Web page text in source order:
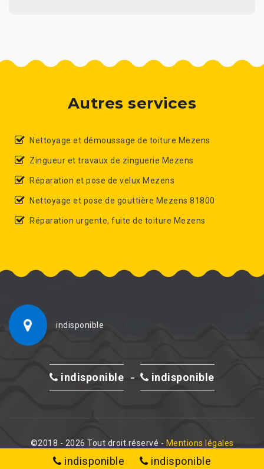
indisponible indisponible
Autres services
Nettoyage et démoussage de toiture Mezens
Zingueur et travaux de zinguerie Mezens
Réparation et pose de velux Mezens
Nettoyage et pose de gouttière Mezens 81800
Réparation urgente, fuite de toiture Mezens
indisponible
indisponible - indisponible
©2018 - 2026 Tout droit réservé - Mentions légales